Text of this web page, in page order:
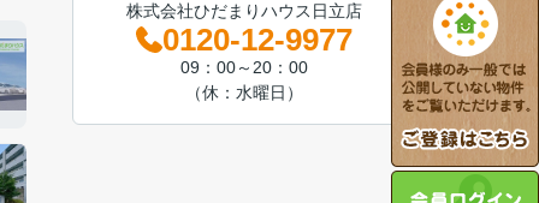
株式会社ひだまりハウス日立店
0120-12-9977
09：00～20：00
（休：水曜日）